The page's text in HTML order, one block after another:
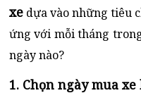
xe dựa vào những tiêu
ứng với mỗi tháng
ngày nào?
1. Chọn ngày mua